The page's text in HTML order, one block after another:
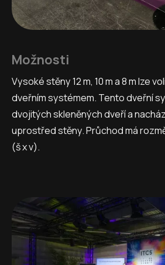
Možnosti
Vysoké stěny 12 m, 10 m a 8 m lze
dveřním systémem. Tento dveřní
dvojitých skleněných dveří a
uprostřed stěny. Průchod má
(š x v).